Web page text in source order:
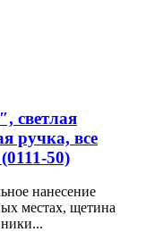
светлая
ручка, все
50)
нанесение
местах, щетина